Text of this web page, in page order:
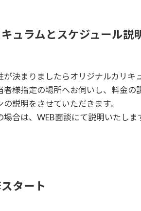
ュラムとスケジュール説
が決まりましたらオリジナルカリキ
者様指定の場所へお伺いし、料金の
の説明をさせていただきます。
場合は、WEB面談にて説明いたしま
タート